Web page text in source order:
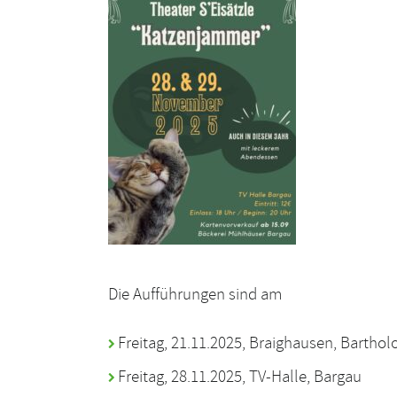
Die Aufführungen sind am
Freitag, 21.11.2025, Braighausen,
Freitag, 28.11.2025, TV-Halle, Bargau